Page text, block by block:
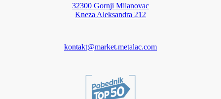
32300 Gornji Milanovac
Kneza Aleksandra 212
kontakt@market.metalac.com